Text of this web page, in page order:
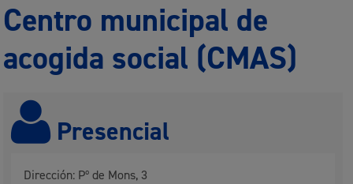
Centro municipal de
acogida social (CMAS)
Presencial
Dirección: Pº de Mons, 3